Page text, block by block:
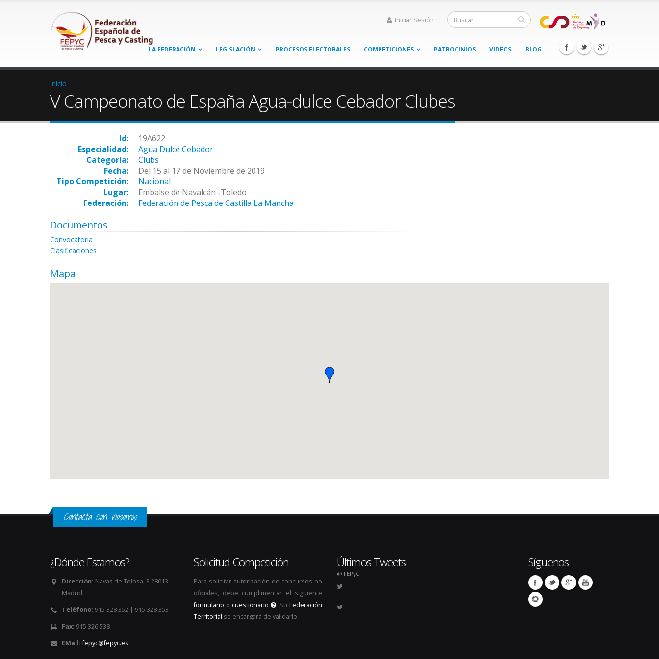
Iniciar Sesión
LA FEDERACIÓN LEGISLACIÓN PROCESOS ELECTORALES COMPETICIONES PATROCINIOS VIDEOS BLOG
Inicio
V Campeonato de España Agua-dulce Cebador Clubes
Id:
19A622
Especialidad:
Agua Dulce Cebador
Categoría:
Clubs
Fecha:
Del 15 al 17 de Noviembre de 2019
Tipo Competición:
Nacional
Lugar:
Embalse de Navalcán -Toledo
Federación:
Federación de Pesca de Castilla La Mancha
Documentos
Convocatoria
Clasificaciones
Mapa
Contacta con nosotros
¿Dónde Estamos?
Dirección: Navas de Tolosa, 3 28013 -
Madrid
Teléfono: 915 328 352 | 915 328 353
Fax: 915 326 538
EMail: fepyc@fepyc.es
Solicitud Competición
Para solicitar autorización de concursos no
oficiales, debe cumplimentar el siguiente
formulario o cuestionario . SuFederación
Territorial se encargará de validarlo.
Últimos Tweets
@ FEPyC
Síguenos